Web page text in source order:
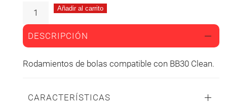
Añadir al carrito
DESCRIPCIÓN
Rodamientos de bolas compatible con BB30 Clean.
CARACTERÍSTICAS